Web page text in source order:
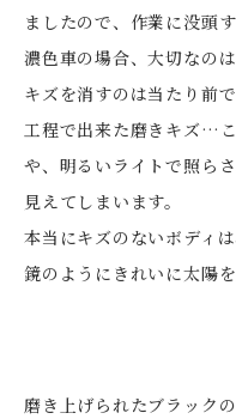
ましたので、作業に没頭
濃色車の場合、大切なの
キズを消すのは当たり前
工程で出来た磨きキズ…
や、明るいライトで照ら
見えてしまいます。
本当にキズのないボディ
鏡のようにきれいに太陽を
磨き上げられたブラック